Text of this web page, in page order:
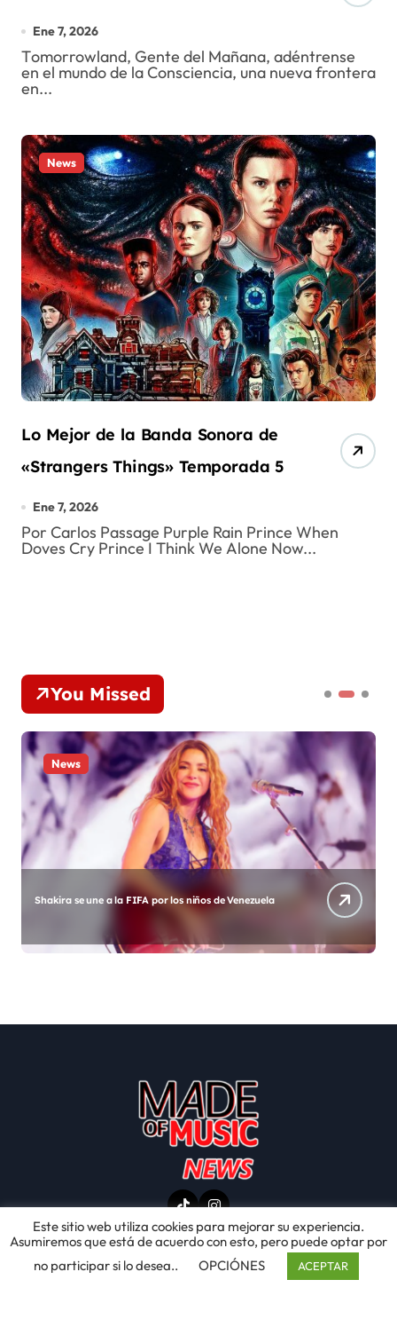
Ene 7, 2026
Tomorrowland, Gente del Mañana, adéntrense
en el mundo de la Consciencia, una nueva frontera
en...
News
Lo Mejor de la Banda Sonora de
«Strangers Things» Temporada 5
Ene 7, 2026
Por Carlos Passage Purple Rain Prince When
Doves Cry Prince I Think We Alone Now...
You Missed
News
Shakira se une a la FIFA por los niños de Venezuela
© Copyright 2025 Made of Music Latino . Todos
Este sitio web utiliza cookies para mejorar su experiencia.
Asumiremos que está de acuerdo con esto, pero puede optar por
no participar si lo desea..
OPCIÓNES ACEPTAR